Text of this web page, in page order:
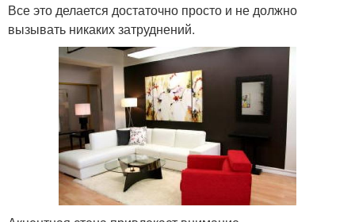
Все это делается достаточно просто и не должно
вызывать никаких затруднений.